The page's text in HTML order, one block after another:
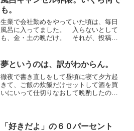
も。
生業で会社勤めをやっていた頃は、毎日
風呂に入ってました。 入らないとして
も、金・土の晩だけ。 それが、投稿生
た。 ここ２、３年は、三日に一度か四
日に一度くらい。 風呂キャ...
夢というのは、訳がわからん。
徹夜で書き直しをして昼頃に寝て夕方起
きて、ご飯の炊飯だけセットして酒を買
いにいって仕切りなおして晩酌したので
す。 その睡眠中、変な夢をみ...
「好きだよ」の６０パーセント